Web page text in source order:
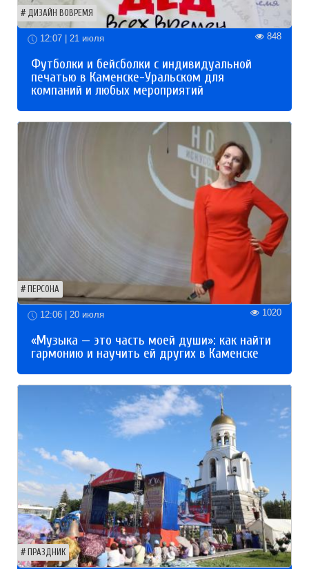
ДИЗАЙН ВОВРЕМЯ
12:07 | 21 июля 848
Футболки и бейсболки с индивидуальной
печатью в Каменске-Уральском для
компаний и любых мероприятий
ПЕРСОНА
12:06 | 20 июля 1020
«Музыка — это часть моей души»: как найти
гармонию и научить ей других в Каменске
ПРАЗДНИК